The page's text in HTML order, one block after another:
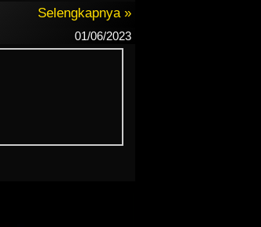
Selengkapnya »
01/06/2023